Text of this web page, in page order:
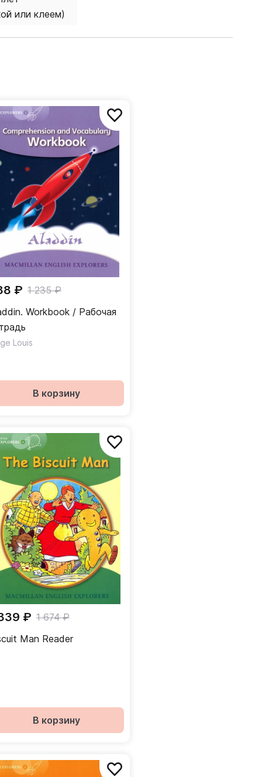
или клеем)
₽ 1 235 ₽
Workbook / Рабочая
Louis
В корзину
₽ 1 674 ₽
Man Reader
В корзину